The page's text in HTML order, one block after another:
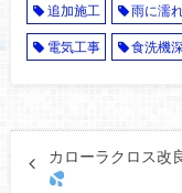
追加施工 雨に濡
電気工事 食洗機
カローラクロス改